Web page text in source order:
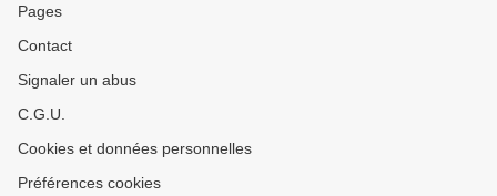
Pages
Contact
Signaler un abus
C.G.U.
Cookies et données personnelles
Préférences cookies